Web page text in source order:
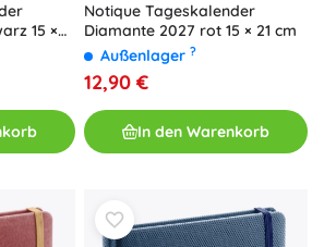
15 ×
Notique Tageskalender
Diamante 2027 rot 15 × 21 cm
Außenlager ?
12,90 €
In den Warenkorb